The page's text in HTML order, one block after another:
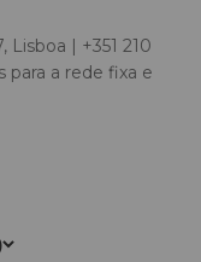
Lisboa | +351 210
para a rede fixa e